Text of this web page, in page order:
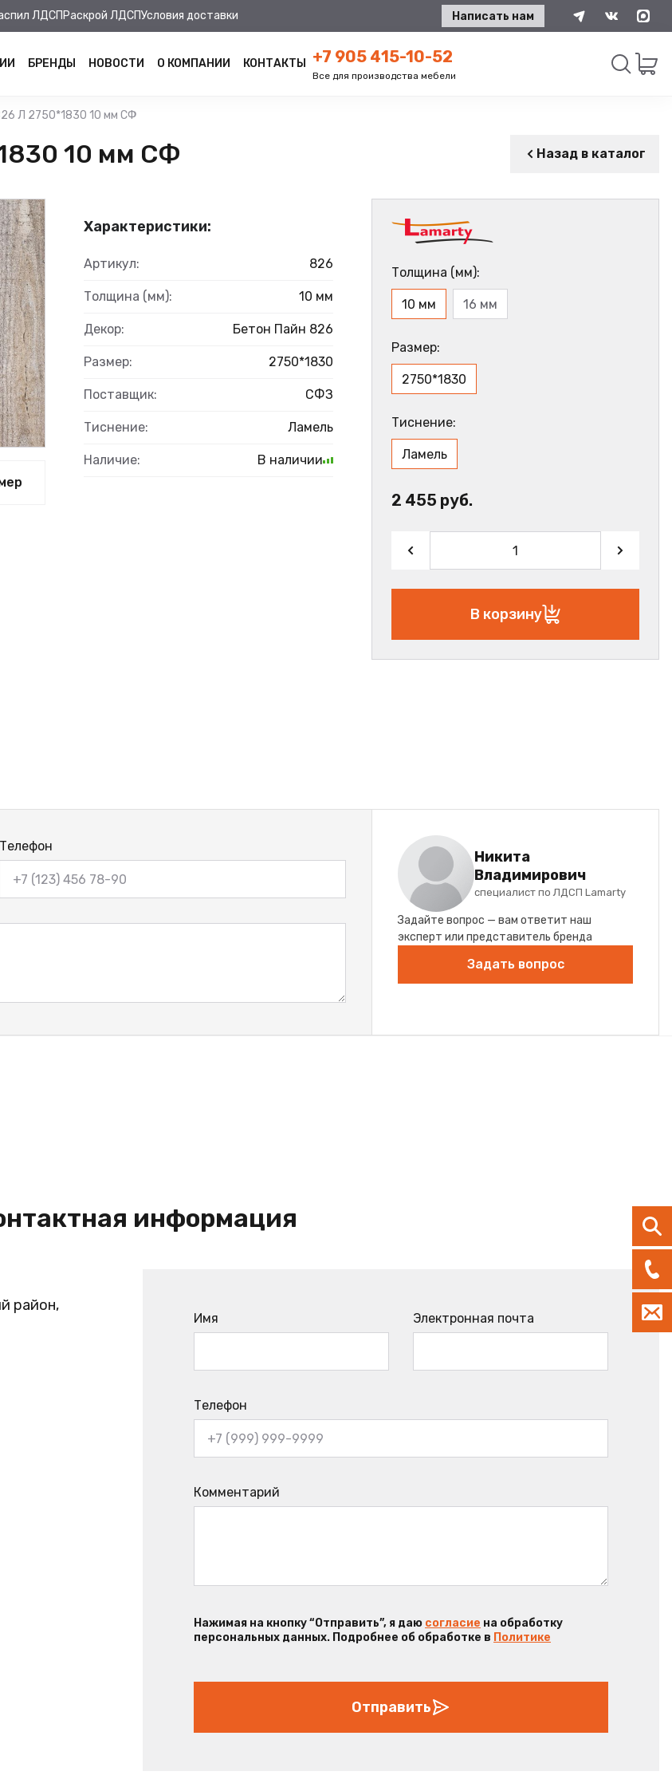
ЛДСП Раскрой ЛДСПУсловия доставки Написать нам
БРЕНДЫ НОВОСТИ О КОМПАНИИ КОНТАКТЫ +7 905 415-10-52
Все для производства мебели
Л 2750*1830 10 мм СФ
10 мм СФ Назад в каталог
Характеристики:
Артикул: 826
Толщина (мм): 10 мм
Декор: Бетон Пайн 826
Размер: 2750*1830
Поставщик: СФЗ
Тиснение: Ламель
Наличие: В наличии
Толщина (мм):
10 мм 16 мм
Размер:
2750*1830
Тиснение:
Ламель
2 455 руб.
В корзину
Телефон
Никита
Владимирович
специалист по ЛДСП Lamarty
Задайте вопрос — вам ответит наш
эксперт или представитель бренда
Задать вопрос
информация
район,
Имя Электронная почта
Телефон
Комментарий
Нажимая на кнопку “Отправить”, я даю согласие на обработку
персональных данных. Подробнее об обработке в Политике
Отправить